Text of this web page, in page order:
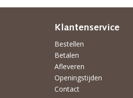
Klantenservice
Bestellen
Betalen
Afleveren
Openingstijden
Contact